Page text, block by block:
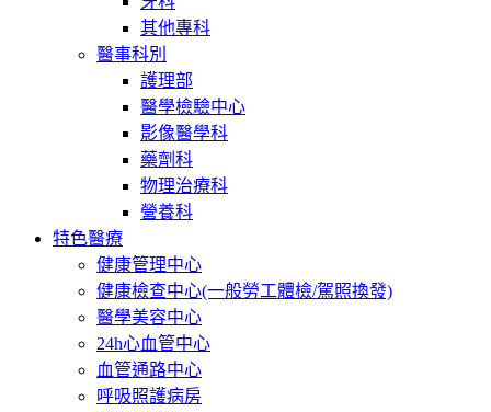
其他專科
醫事科別
護理部
醫學檢驗中心
影像醫學科
藥劑科
物理治療科
營養科
特色醫療
健康管理中心
健康檢查中心(一般勞工體檢/駕照換發)
醫學美容中心
24h心血管中心
血管通路中心
呼吸照護病房